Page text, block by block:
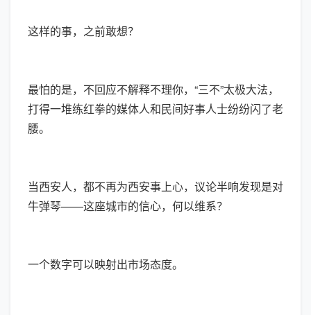
这样的事，之前敢想？
最怕的是，不回应不解释不理你，“三不”太极大法，
打得一堆练红拳的媒体人和民间好事人士纷纷闪了老
腰。
当西安人，都不再为西安事上心，议论半响发现是对
牛弹琴——这座城市的信心，何以维系？
一个数字可以映射出市场态度。